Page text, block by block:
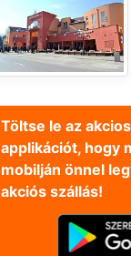
Töltse le az
applikációt, hogy
mobilján önnel
akciós szállás!